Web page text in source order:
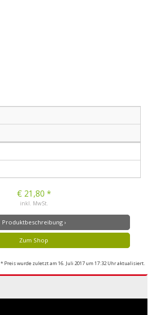
€ 21,80 *
inkl. MwSt.
Produktbeschreibung ›
Zum Shop
* Preis wurde zuletzt am 16. Juli 2017 um 17:32 Uhr aktualisiert.